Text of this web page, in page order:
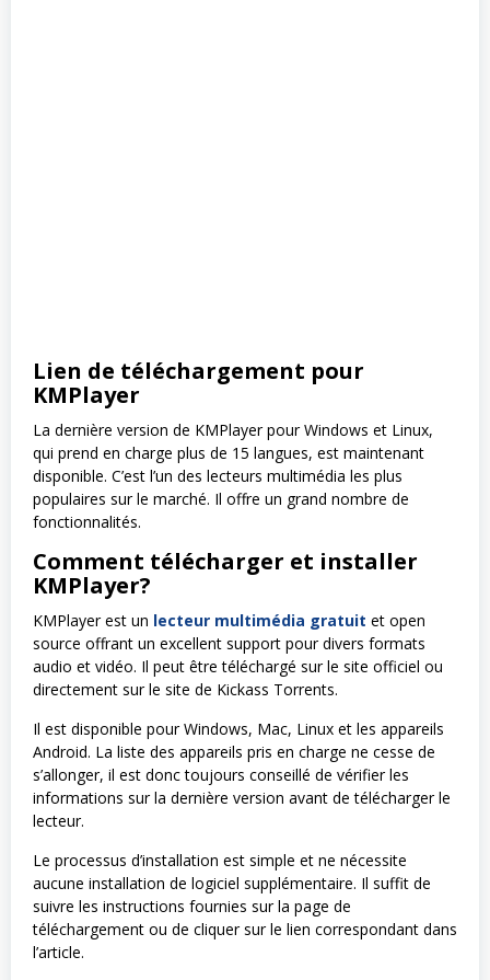
Lien de téléchargement pour
KMPlayer
La dernière version de KMPlayer pour Windows et Linux,
qui prend en charge plus de 15 langues, est maintenant
disponible. C’est l’un des lecteurs multimédia les plus
populaires sur le marché. Il offre un grand nombre de
fonctionnalités.
Comment télécharger et installer
KMPlayer?
KMPlayer est un lecteur multimédia gratuit et open
source offrant un excellent support pour divers formats
audio et vidéo. Il peut être téléchargé sur le site officiel ou
directement sur le site de Kickass Torrents.
Il est disponible pour Windows, Mac, Linux et les appareils
Android. La liste des appareils pris en charge ne cesse de
s’allonger, il est donc toujours conseillé de vérifier les
informations sur la dernière version avant de télécharger le
lecteur.
Le processus d’installation est simple et ne nécessite
aucune installation de logiciel supplémentaire. Il suffit de
suivre les instructions fournies sur la page de
téléchargement ou de cliquer sur le lien correspondant dans
l’article.